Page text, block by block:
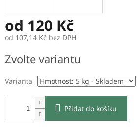
od 120 Kč
od 107,14 Kč bez DPH
cena:
Zvolte variantu
Varianta
Přidat do košíku